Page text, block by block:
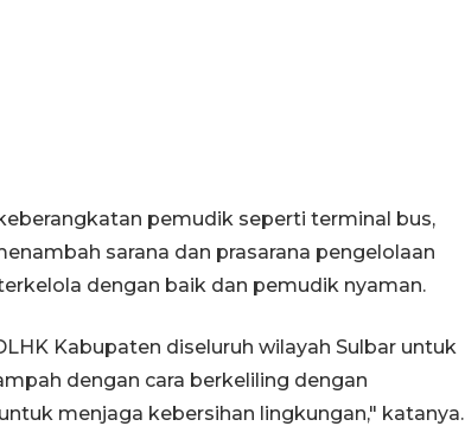
pemudik seperti terminal bus,
sarana dan prasarana pengelolaan
dengan baik dan pemudik nyaman.
Kabupaten diseluruh wilayah Sulbar untuk
dengan cara berkeliling dengan
menjaga kebersihan lingkungan," katanya.